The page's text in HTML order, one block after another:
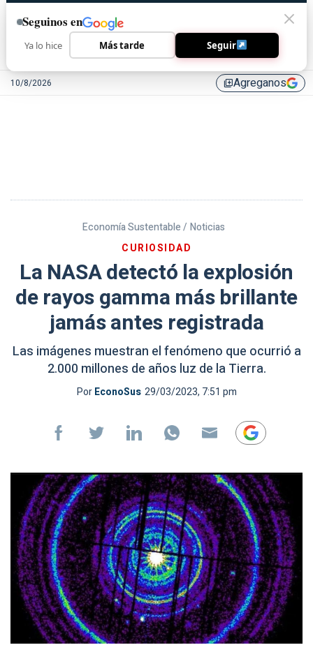
10/8/2026 library_addAgreganos
Economía Sustentable / Noticias
CURIOSIDAD
La NASA detectó la explosión
de rayos gamma más brillante
jamás antes registrada
Las imágenes muestran el fenómeno que ocurrió a
2.000 millones de años luz de la Tierra.
PorEconoSus 29/03/2023, 7:51 pm
Seguinos en
Ya lo hice Más tarde Seguir